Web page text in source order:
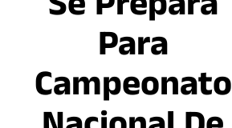
Para
Campeonato